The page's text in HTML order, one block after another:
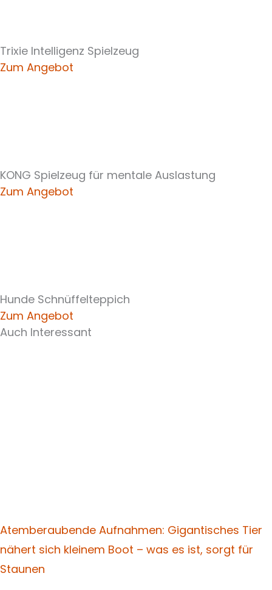
Trixie Intelligenz Spielzeug
Zum Angebot
KONG Spielzeug für mentale Auslastung
Zum Angebot
Hunde Schnüffelteppich
Zum Angebot
Auch Interessant
Atemberaubende Aufnahmen: Gigantisches Tier
nähert sich kleinem Boot – was es ist, sorgt für
Staunen